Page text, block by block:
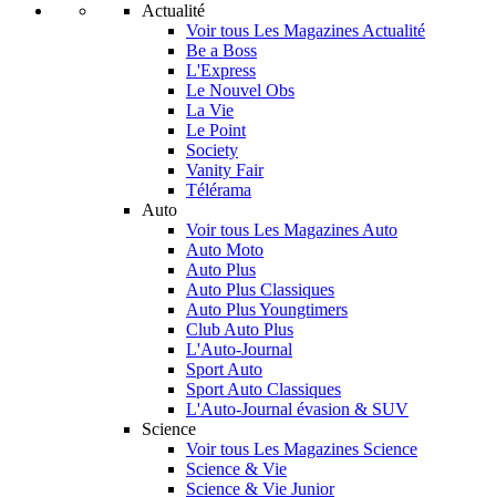
Actualité
Voir tous Les Magazines Actualité
Be a Boss
L'Express
Le Nouvel Obs
La Vie
Le Point
Society
Vanity Fair
Télérama
Auto
Voir tous Les Magazines Auto
Auto Moto
Auto Plus
Auto Plus Classiques
Auto Plus Youngtimers
Club Auto Plus
L'Auto-Journal
Sport Auto
Sport Auto Classiques
L'Auto-Journal évasion & SUV
Science
Voir tous Les Magazines Science
Science & Vie
Science & Vie Junior